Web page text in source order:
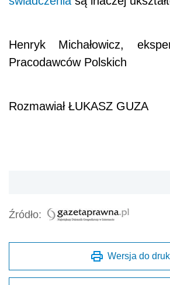
Henryk Michałowicz,
Pracodawców Polskich
Rozmawiał ŁUKASZ GUZA
Źródło:
Wersja do